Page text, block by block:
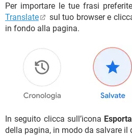
Per importare le tue frasi
Translate
sul tuo browser e
in fondo alla pagina.
In seguito clicca sull’icona
della pagina, in modo da salvare